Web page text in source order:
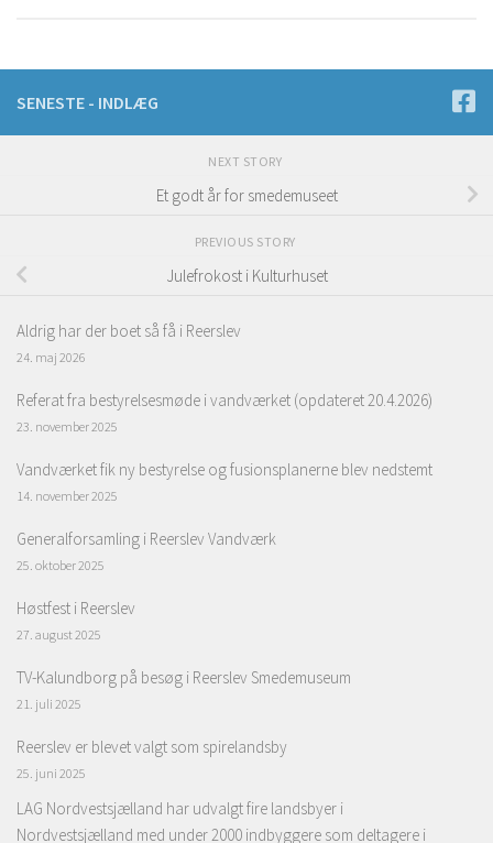
SENESTE - INDLÆG
NEXT STORY
Et godt år for smedemuseet
PREVIOUS STORY
Julefrokost i Kulturhuset
Aldrig har der boet så få i Reerslev
24. maj 2026
Referat fra bestyrelsesmøde i vandværket (opdateret 20.4.2026)
23. november 2025
Vandværket fik ny bestyrelse og fusionsplanerne blev nedstemt
14. november 2025
Generalforsamling i Reerslev Vandværk
25. oktober 2025
Høstfest i Reerslev
27. august 2025
TV-Kalundborg på besøg i Reerslev Smedemuseum
21. juli 2025
Reerslev er blevet valgt som spirelandsby
25. juni 2025
LAG Nordvestsjælland har udvalgt fire landsbyer i
Nordvestsjælland med under 2000 indbyggere som deltagere i